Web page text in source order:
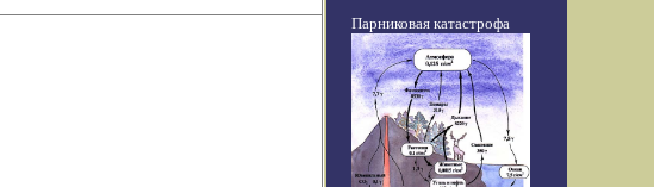
Парниковая катастрофа